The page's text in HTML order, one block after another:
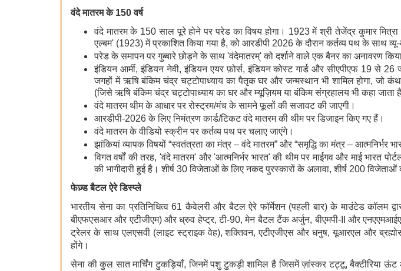
वंदे मातरम के 150 वर्ष
वंदे मातरम के 150 साल पूरे होने पर परेड का विषय होगा। 1923 में श्री तेजेंद्र कुमार मित्रा
एल्बम' (1923) में प्रकाशित किया गया है, को आरडीपी 2026 के दौरान कर्तव्य पथ के साथ
परेड के समापन पर गुब्बारे छोड़ने के साथ 'वंदेमातरम्' को दर्शाने वाले एक बैनर का अनावरण
इंडियन आर्मी, इंडियन नेवी, इंडियन एयर फ़ोर्स, इंडियन कोस्ट गार्ड और सीएपीएफ 19 से
जगहों में ऋषि बंकिम चंद्र चट्टोपाध्याय का पैतृक घर और जन्मस्थान भी शामिल होगा, जो
(जिसे ऋषि बंकिम चंद्र चट्टोपाध्याय का घर और म्यूज़ियम या बंकिम संग्रहालय भी कहा जाता
वंदे मातरम थीम के आधार पर रोस्ट्रम/मंच के सामने फूलों की सजावट की जाएगी।
आरडीपी-2026 के लिए निमंत्रण कार्ड/टिकट वंदे मातरम की थीम पर डिजाइन किए गए हैं।
वंदे मातरम के वीडियो स्क्रीन पर कर्तव्य पथ पर चलाए जाएंगे।
झांकियां व्यापक विषयों “स्वतंत्रता का मंत्र – वंदे मातरम” और “समृद्धि का मंत्र – आत्मनिर्भर
विगत वर्षों की तरह, 'वंदे मातरम' और 'आत्मनिर्भर भारत' की थीम पर माईगव और माई भारत
की भागीदारी हुई है। शीर्ष 30 विजेताओं के लिए नकद पुरस्कारों के अलावा, शीर्ष 200
फेज़्ड बैटल ऐरे डिस्प्ले
भारतीय सेना का प्रतिनिधित्व 61 कैवेलरी और बैटल ऐरे फॉर्मेशन (पहली बार) के माउंटेड कॉलम
बीएफएसआर और एटीजीएम) और ध्रुव हेप्ट्र, टी-90, मेन बैटल टैंक अर्जुन, बीएमपी-II और
ट्रेलर के साथ एलएसवी (लाइट स्ट्राइक वेह), शक्तिवन, एटीएजीएस और धनुष, यूआरएल और
होंगे।
सेना की कुल सात मार्चिंग टुकड़ियाँ, जिनमें पशु टुकड़ी शामिल है जिसमें ज़ांस्कर टट्टू,